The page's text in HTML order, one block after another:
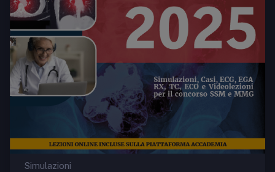
Simulazioni